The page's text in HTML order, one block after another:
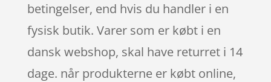
betingelser, end hvis du handler i en
fysisk butik. Varer som er købt i en
dansk webshop, skal have returret i 14
dage. når produkterne er købt online,